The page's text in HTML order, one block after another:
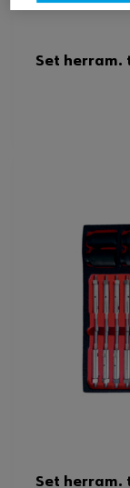
Set herram.
Set herram.